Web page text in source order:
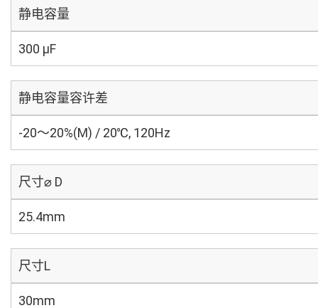
静电容量
300 µF
静电容量容许差
-20～20%(M) / 20℃, 120Hz
尺寸⌀ D
25.4mm
尺寸L
30mm